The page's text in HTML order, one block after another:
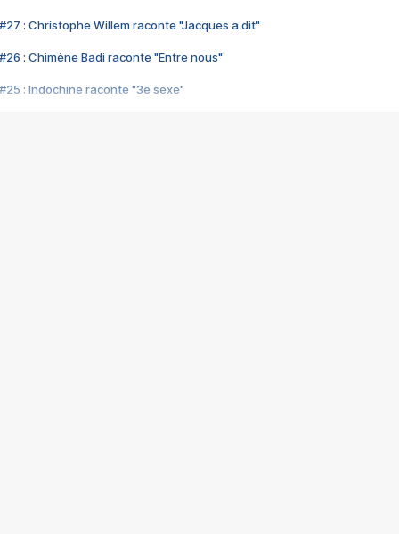
#27 : Christophe Willem raconte "Jacques a dit"
#26 : Chimène Badi raconte "Entre nous"
#25 : Indochine raconte "3e sexe"